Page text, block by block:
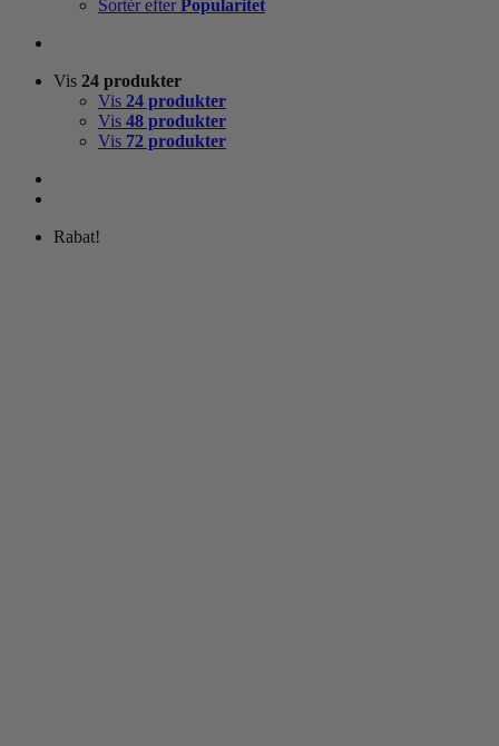
Sortér efter Popularitet
Vis 24 produkter
Vis 24 produkter
Vis 48 produkter
Vis 72 produkter
Rabat!